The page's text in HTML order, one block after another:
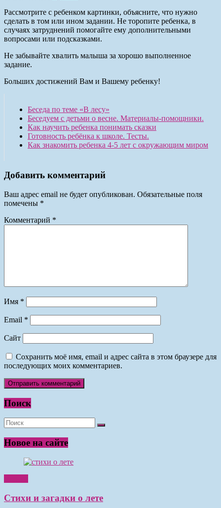
Рассмотрите с ребенком картинки, объясните, что нужно
сделать в том или ином задании. Не торопите ребенка, в
случаях затруднений помогайте ему дополнительными
вопросами или подсказками.
Не забывайте хвалить малыша за хорошо выполненное
задание.
Больших достижений Вам и Вашему ребенку!
Беседа по теме «В лесу»
Беседуем с детьми о весне. Материалы-помощники.
Как научить ребенка понимать сказки
Готовность ребёнка к школе. Тесты.
Как знакомить ребенка 4-5 лет с окружающим миром
Добавить комментарий
Ваш адрес email не будет опубликован. Обязательные поля
помечены *
Комментарий *
Имя *
Email *
Сайт
Сохранить моё имя, email и адрес сайта в этом браузере для
последующих моих комментариев.
Поиск
Новое на сайте
Стихи и загадки о лете